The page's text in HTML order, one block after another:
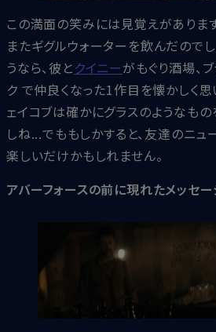
この満面の笑みには見覚えがありま
またギグルウォーターを飲んだのでし
うなら、彼とクイニーがもぐり酒場、ブ
ク で仲良くなった1作目を懐かしく思
ェイコブは確かにグラスのようなも
しね...でももしかすると、友達のニュ
楽しいだけかもしれません。
アバーフォースの前に現れたメッセ